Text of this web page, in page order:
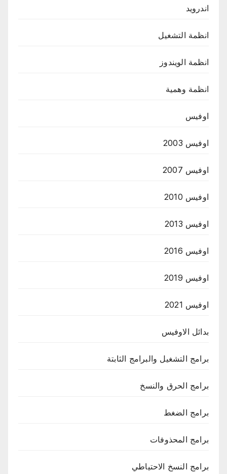
اندرويد
انظمة التشغيل
انظمة الويندوز
انظمة وهمية
اوفيس
اوفيس 2003
اوفيس 2007
اوفيس 2010
اوفيس 2013
اوفيس 2016
اوفيس 2019
اوفيس 2021
بدائل الاوفيس
برامج التشغيل والبرامج الثابتة
برامج الحرق والنسخ
برامج الضغط
برامج المحذوفات
برامج النسخ الاحتياطي